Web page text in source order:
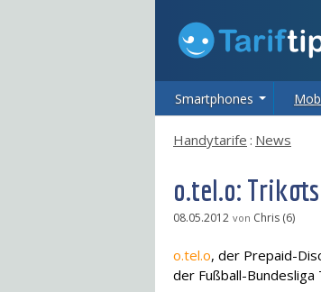
Smartphones
Handytarife : News
o.tel.o:
08.05.2012 von Chris (6)
o.tel.o, der Prepaid-
der Fußball-